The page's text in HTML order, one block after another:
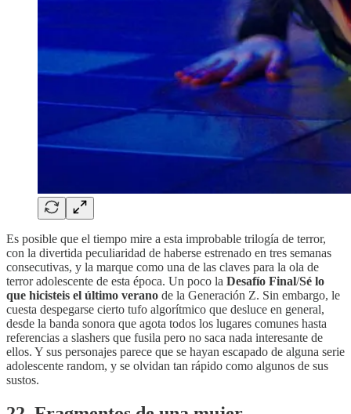
Es posible que el tiempo mire a esta improbable trilogía de terror,
con la divertida peculiaridad de haberse estrenado en tres semanas
consecutivas, y la marque como una de las claves para la ola de
terror adolescente de esta época. Un poco la Desafío Final/Sé lo
que hicisteis el último verano de la Generación Z. Sin embargo, le
cuesta despegarse cierto tufo algorítmico que desluce en general,
desde la banda sonora que agota todos los lugares comunes hasta
referencias a slashers que fusila pero no saca nada interesante de
ellos. Y sus personajes parece que se hayan escapado de alguna serie
adolescente random, y se olvidan tan rápido como algunos de sus
sustos.